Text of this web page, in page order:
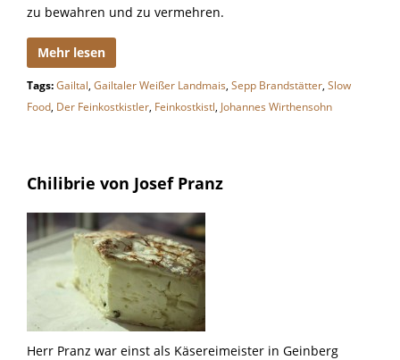
zu bewahren und zu vermehren.
Mehr lesen
Tags:Gailtal, Gailtaler Weißer Landmais, Sepp Brandstätter, Slow
Food, Der Feinkostkistler, Feinkostkistl, Johannes Wirthensohn
Chilibrie von Josef Pranz
Herr Pranz war einst als Käsereimeister in Geinberg